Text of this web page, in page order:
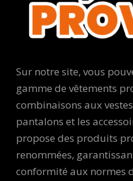
Sur notre site, vous
gamme de vêtements
combinaisons aux
pantalons et les
propose des produits
renommées,
conformité aux normes